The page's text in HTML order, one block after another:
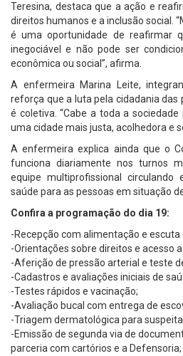
Teresina, destaca que a ação e
direitos humanos e a inclusão social.
é uma oportunidade de reafirmar
inegociável e não pode ser
econômica ou social”, afirma.
A enfermeira Marina Leite,
reforça que a luta pela cidadania das
é coletiva. “Cabe a toda a
uma cidade mais justa, acolhedora e
A enfermeira explica ainda que o
funciona diariamente nos turnos
equipe multiprofissional
saúde para as pessoas em situação
Confira a programação do dia 19:
-Recepção com alimentação e escuta
-Orientações sobre direitos e acesso
-Aferição de pressão arterial e teste
-Cadastros e avaliações iniciais de
-Testes rápidos e vacinação;
-Avaliação bucal com entrega de
-Triagem dermatológica para
-Emissão de segunda via de
parceria com cartórios e a Defensoria;